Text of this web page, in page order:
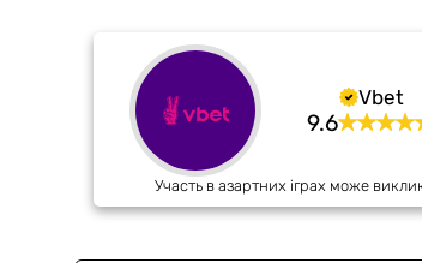
Vbet
9.6
Участь в азартних іграх може